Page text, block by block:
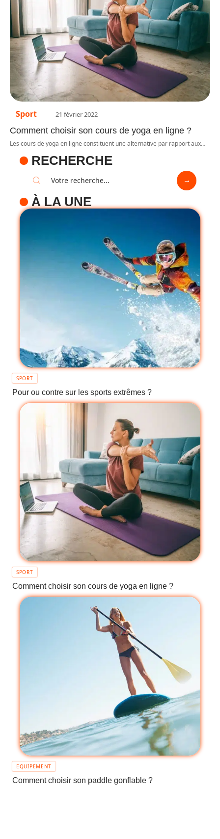
Sport 21 février 2022
Comment choisir son cours de yoga en ligne ?
Les cours de yoga en ligne constituent une alternative par rapport aux…
RECHERCHE
À LA UNE
SPORT
Pour ou contre sur les sports extrêmes ?
SPORT
Comment choisir son cours de yoga en ligne ?
EQUIPEMENT
Comment choisir son paddle gonflable ?